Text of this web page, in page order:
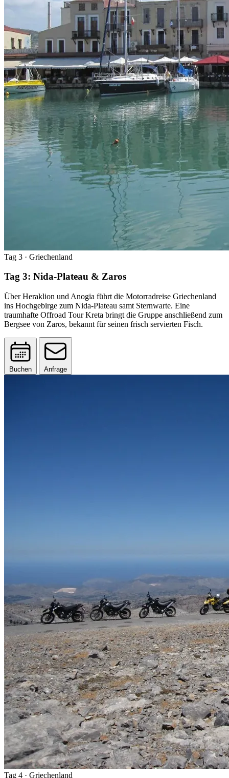
Tag 3 · Griechenland
Tag 3: Nida-Plateau & Zaros
Über Heraklion und Anogia führt die Motorradreise Griechenland
ins Hochgebirge zum Nida-Plateau samt Sternwarte. Eine
traumhafte Offroad Tour Kreta bringt die Gruppe anschließend zum
Bergsee von Zaros, bekannt für seinen frisch servierten Fisch.
Buchen Anfrage
Tag 4 · Griechenland